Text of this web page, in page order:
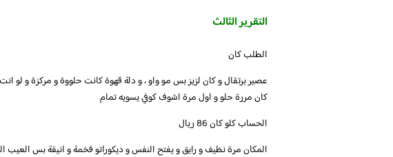
التقرير الثالث
الطلب كان
كان مررة حلو و اول مرة اشوف كوفي يسويه تمام
الحساب كلو كان 86 ريال